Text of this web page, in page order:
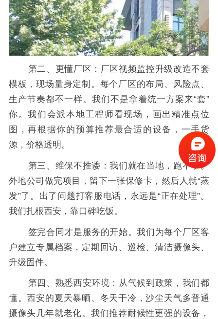
第二、更懂厂区：厂区视频监控升级改造不套
模板，现场量身定制。每个厂区的布局、风险点、
生产节奏都不一样。我们不是拿着统一方案来“套”
你。我们会派本地工程师看现场，画出精准点位
图，再根据你的预算推荐最合适的设备，一手货
源，价格透明。
第三、维保不推诿：我们就在当地，跑不了。
外地公司做完项目，留下一张保修卡，然后人就“蒸
发”了。出了问题打客服电话，永远是“正在处理”。
我们扎根西安，靠口碑吃饭。
签完合同才是服务的开始。我们为每个厂区客
户建立专属档案，定期回访、巡检、清洁摄像头、
升级固件。
第四、熟悉西安环境：从气候到政策，我们都
懂。西安的夏天暴晒、冬天干冷，沙尘天气多普通
摄像头几年就老化。我们推荐耐候性更强的设备，